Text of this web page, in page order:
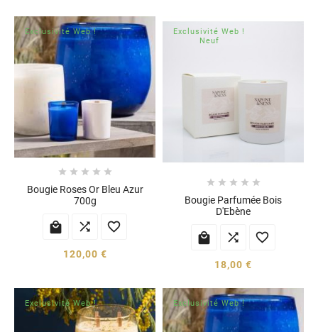
Exclusivité Web !
    
Bougie Roses Or Bleu Azur
700g
  
120,00 €
Exclusivité Web !
Neuf
    
Bougie Parfumée Bois
D'Ebène
  
18,00 €
Exclusivité Web ! Exclusivité Web !